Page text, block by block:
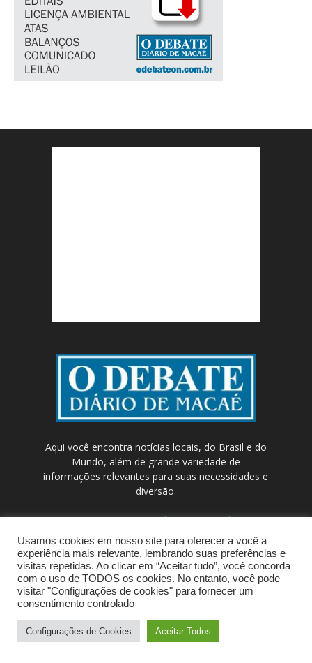
Aqui você encontra notícias locais, do Brasil e do
Mundo, além de grande variedade de
informações relevantes para suas necessidades e
diversão.
Contato:contato@odebateon.com.br /
comercia@odebateon.com.br
© Portal de Notícias ODEBATEON
Usamos cookies em nosso site para oferecer a você a
experiência mais relevante, lembrando suas preferências e
visitas repetidas. Ao clicar em “Aceitar tudo”, você concorda
com o uso de TODOS os cookies. No entanto, você pode
visitar "Configurações de cookies" para fornecer um
consentimento controlado
Configurações de Cookies Aceitar Todos